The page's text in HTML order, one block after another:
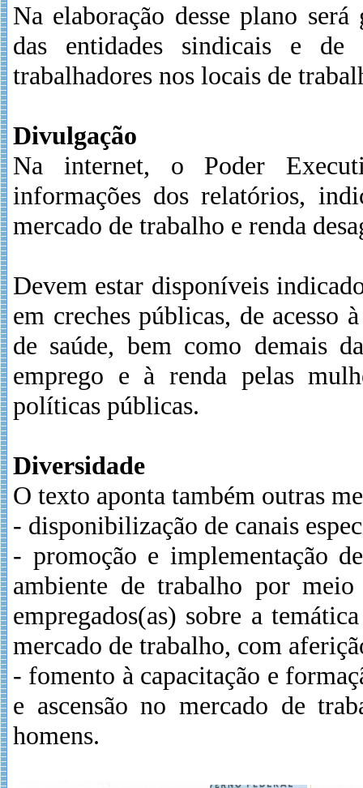
Na elaboração desse plano
das entidades sindicais e de
trabalhadores nos locais de
Divulgação
Na internet, o Poder
informações dos relatórios,
mercado de trabalho e renda
Devem estar disponíveis
em creches públicas, de acesso
de saúde, bem como demais
emprego e à renda pelas
políticas públicas.
Diversidade
O texto aponta também outras
- disponibilização de canais
- promoção e implementação
ambiente de trabalho por meio
empregados(as) sobre a
mercado de trabalho, com
- fomento à capacitação e
e ascensão no mercado de
homens.